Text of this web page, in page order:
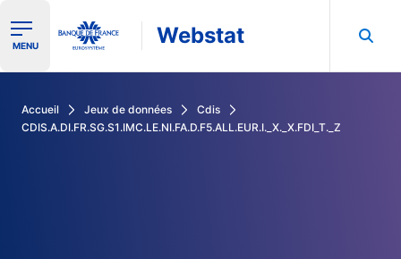
Ouvrir le menu de navigation
MENU Webstat
Accueil Jeux de données
Cdis
CDIS.A.DI.FR.SG.S1.IMC.LE.NI.FA.D.F5.ALL.EUR.I._X._X.FDI_T._Z